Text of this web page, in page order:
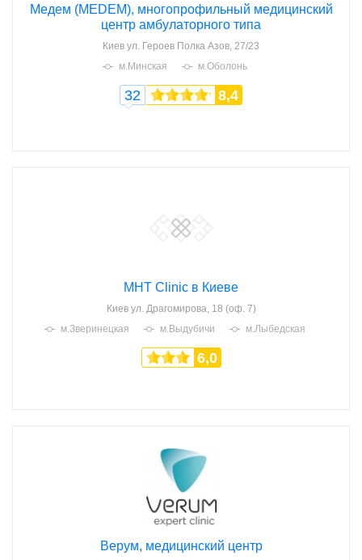
Медем (MEDEM), многопрофильный медицинский
центр амбулаторного типа
Киев ул. Героев Полка Азов, 27/23
м.Минская
м.Оболонь
32 8,4
MHT Clinic в Киеве
Киев ул. Драгомирова, 18 (оф. 7)
м.Зверинецкая
м.Выдубичи м.Лыбедская
6,0
Верум, медицинский центр